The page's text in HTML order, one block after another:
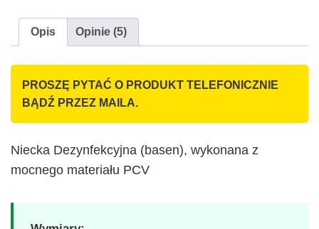
Opis Opinie (5)
PROSZĘ PYTAĆ O PRODUKT TELEFONICZNIE
BĄDŹ PRZEZ MAILA.
Niecka Dezynfekcyjna (basen), wykonana z
mocnego materiału PCV